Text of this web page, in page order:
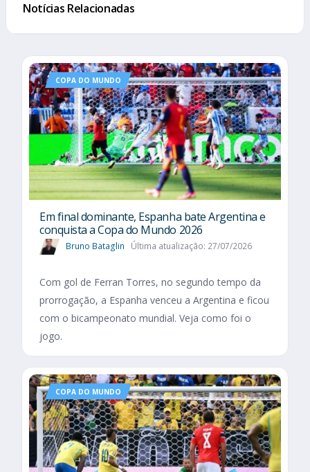
Notícias Relacionadas
COPA DO MUNDO
Em final dominante, Espanha bate Argentina e
conquista a Copa do Mundo 2026
Bruno Bataglin Última atualização: 27/07/2026
Com gol de Ferran Torres, no segundo tempo da
prorrogação, a Espanha venceu a Argentina e ficou
com o bicampeonato mundial. Veja como foi o
jogo.
COPA DO MUNDO